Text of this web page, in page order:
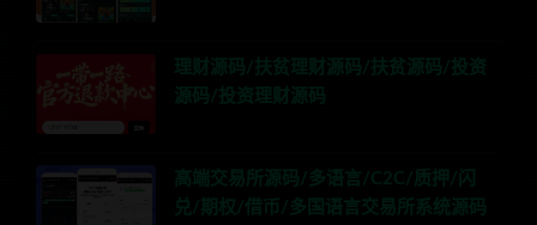
理财源码/扶贫理财源码/扶贫源码/投资
源码/投资理财源码
高端交易所源码/多语言/C2C/质押/闪
兑/期权/借币/多国语言交易所系统源码